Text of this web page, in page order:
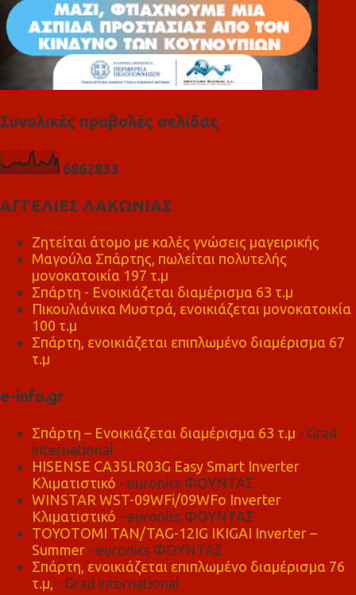
Συνολικές προβολές σελίδας
6862833
ΑΓΓΕΛΙΕΣ ΛΑΚΩΝΙΑΣ
Ζητείται άτομο με καλές γνώσεις μαγειρικής
Μαγούλα Σπάρτης, πωλείται πολυτελής
μονοκατοικία 197 τ.μ
Σπάρτη - Ενοικιάζεται διαμέρισμα 63 τ.μ
Πικουλιάνικα Μυστρά, ενοικιάζεται μονοκατοικία
100 τ.μ
Σπάρτη, ενοικιάζεται επιπλωμένο διαμέρισμα 67
τ.μ
e-info.gr
Σπάρτη – Ενοικιάζεται διαμέρισμα 63 τ.μ - Grad
international
HISENSE CA35LR03G Easy Smart Inverter
Κλιματιστικό - euronics ΦΟΥΝΤΑΣ
WINSTAR WST-09WFi/09WFo Inverter
Κλιματιστικό - euronics ΦΟΥΝΤΑΣ
TOYOTOMI TAN/TAG-12IG IKIGAI Inverter –
Summer - euronics ΦΟΥΝΤΑΣ
Σπάρτη, ενοικιάζεται επιπλωμένο διαμέρισμα 76
τ.μ, - Grad international